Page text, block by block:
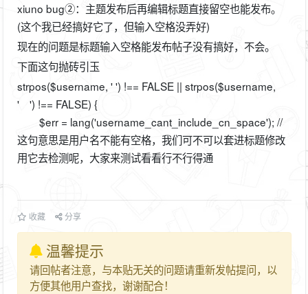
xiuno bug②：主题发布后再编辑标题直接留空也能发布。
(这个我已经搞好它了，但输入空格没弄好)
现在的问题是标题输入空格能发布帖子没有搞好，不会。
下面这句抛砖引玉
strpos($username, ' ') !== FALSE || strpos($username,
' ') !== FALSE) {
$err = lang('username_cant_include_cn_space'); //
这句意思是用户名不能有空格，我们可不可以套进标题修改
用它去检测呢，大家来测试看看行不行得通
收藏 分享
温馨提示
请回帖者注意，与本贴无关的问题请重新发帖提问，以
方便其他用户查找，谢谢配合！